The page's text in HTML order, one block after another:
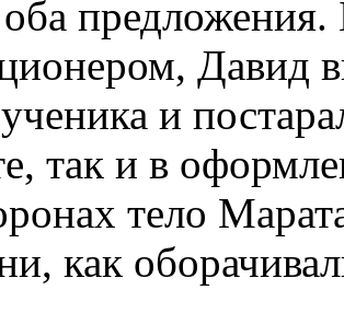
Давид
и
так и в
тело
как